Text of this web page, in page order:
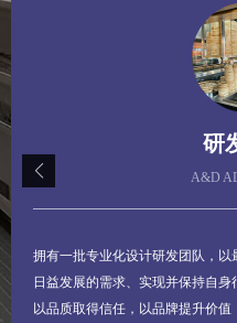
02.
蓝烨厨房设备工程坚持严抓生产
以品质取得信任，以品牌提升价